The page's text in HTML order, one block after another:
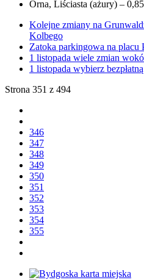
Orna, Liściasta (ażury) –
Kolejne zmiany na
Kolbego
Zatoka parkingowa na placu
1 listopada wiele zmian
1 listopada wybierz
Strona 351 z 494
346
347
348
349
350
351
352
353
354
355